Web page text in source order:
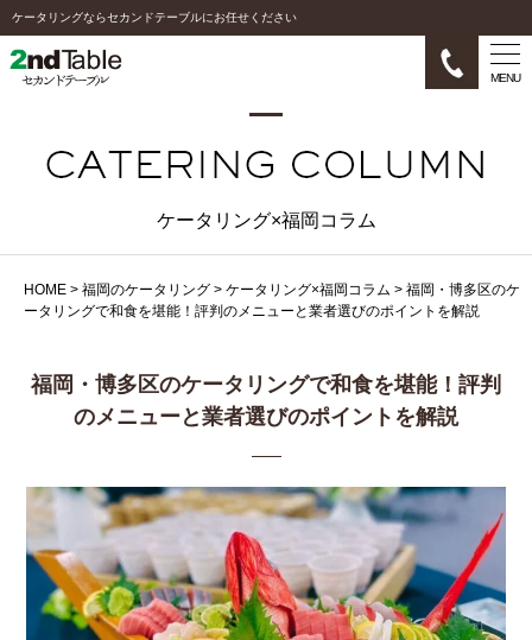
ケータリングならセカンドテーブルにお任せください
MENU
ケータリング×福岡コラム
HOME > 福岡のケータリング > ケータリング×福岡コラム > 福岡・博多区のケ
ータリングで和食を堪能！評判のメニューと業者選びのポイントを解説
福岡・博多区のケータリングで和食を堪能！評判
のメニューと業者選びのポイントを解説